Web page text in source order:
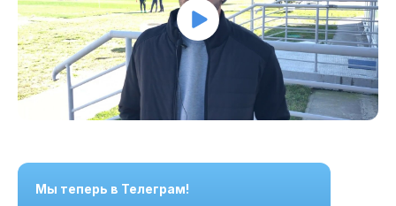
Мы теперь в Телеграм!